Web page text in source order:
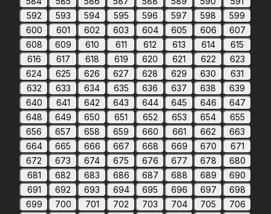
592
593 594 595 596 597 598
599
600
601 602 603 604 605 606
607
608
609 610 611 612 613 614
615
616
617 618 619 620 621 622
623
624
625 626 627 628 629 630
631
632
633 634 635 636 637 638
639
640
641 642 643 644 645 646
647
648
649 650 651 652 653 654
655
656
657 658 659 660 661 662
663
664
665 666 667 668 669 670
671
672
673 674 675 676 677 678
680
681
682 683 686 687 688 689
690
691
692 693 694 695 696 697
698
699
700 701 702 703 704 705
706